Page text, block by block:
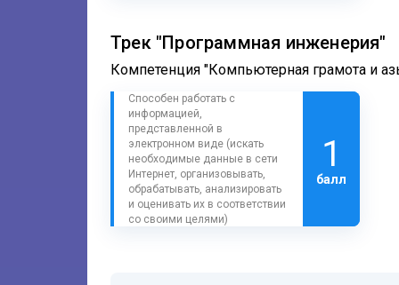
Трек "Программная инженерия"
Компетенция "Компьютерная грамота и
Способен работать с
информацией,
представленной в
электронном виде (искать
необходимые данные в сети
Интернет, организовывать,
обрабатывать, анализировать
и оценивать их в соответствии
со своими целями)
1
балл